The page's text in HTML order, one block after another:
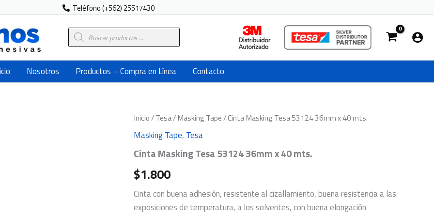
Teléfono (+562) 25517430
Búsqueda
de
Nosotros Productos – Compra en Línea Contacto
Inicio/Tesa/Masking Tape/ Cinta Masking Tesa 53124 36mm x 40 mts.
Masking Tape, Tesa
Cinta Masking Tesa 53124 36mm x 40 mts.
$1.800
Cinta con buena adhesión, resistente al cizallamiento, buena resistencia a las
exposiciones de temperatura, a los solventes, con buena elongación
Cinta
Tesa
36mm
40
mts.
cantidad